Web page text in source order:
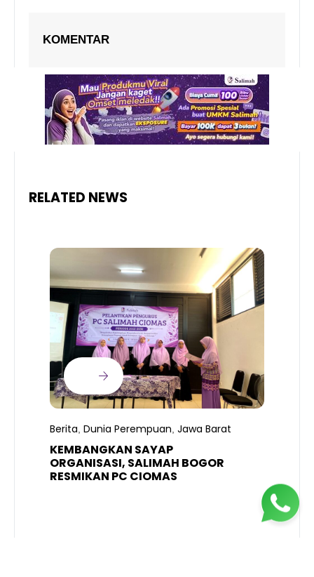
KOMENTAR
RELATED NEWS
Berita, Dunia Perempuan, Jawa Barat
KEMBANGKAN SAYAP
ORGANISASI, SALIMAH BOGOR
RESMIKAN PC CIOMAS